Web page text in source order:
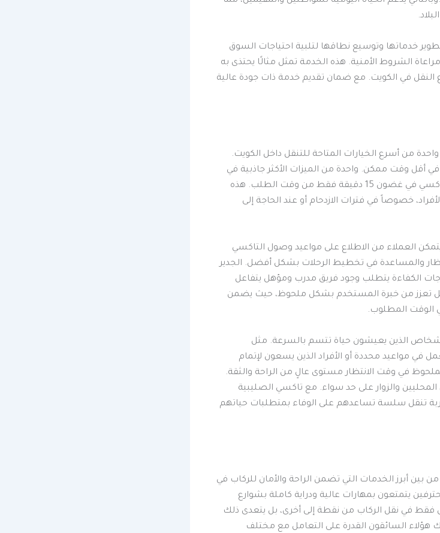
خدماتها وتوسيع نطاقها لتلبية احتياجات السوق
الشروط الأمنية. هذه الخدمة تمثل مثالًا يحتذى به
النقل في الكويت. مع ضمان تقديم خدمة ذات جودة عالية
من أسرع الخيارات المتاحة للتنقل داخل الكويت.
أقل وقت ممكن. واحدة من الميزات الأكثر جاذبية في
هذه الخدمة هي إمكانية الحصول على تاكسي في غضون 15 دقيقة فقط من وقت الطلب. هذه
خصوصاً في فترات الازدحام أو عند الحاجة إلى
العملاء من الاطلاع على مواعيد وصول التاكسي
والمساعدة في تخطيط الرحلات بشكل أفضل. الجدير
الكفاءة يتطلب وجود فريق مدرب ومؤهل يتفاعل
تعزز من خبرة المستخدم بشكل ملحوظ، حيث يضمن
الوقت المطلوب.
الذين يعيشون حياة تتسم بالسرعة. مثل
في مواعيد محددة أو الأفراد الذين يسعون لإتمام
في وقت الانتظار مستوى عالٍ من الراحة والثقة.
والزوار على حد سواء. مع تاكسي الصليبية
تنقل سلسة تساعدهم على الوفاء بمتطلبات حياتهم
بين أبرز الخدمات التي تضمن الراحة والأمان للركاب في
يتمتعون بمهارات عالية ودراية كاملة بشوارع
فقط في نقل الركاب من نقطة إلى أخرى، بل يتعدى ذلك
هؤلاء السائقون القدرة على التعامل مع مختلف